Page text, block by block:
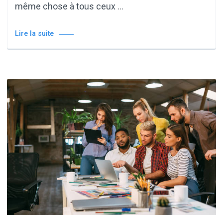
même chose à tous ceux …
Lire la suite